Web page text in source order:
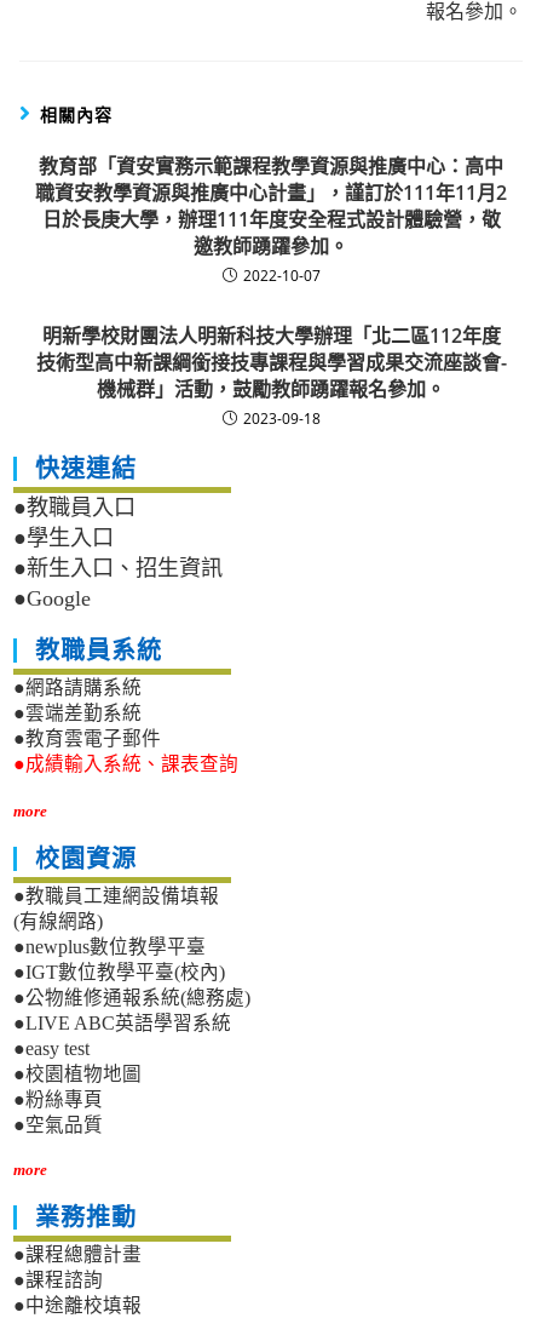
報名參加。
相關內容
教育部「資安實務示範課程教學資源與推廣中心：高中
職資安教學資源與推廣中心計畫」，謹訂於111年11月2
日於長庚大學，辦理111年度安全程式設計體驗營，敬
邀教師踴躍參加。
2022-10-07
明新學校財團法人明新科技大學辦理「北二區112年度
技術型高中新課綱銜接技專課程與學習成果交流座談會-
機械群」活動，鼓勵教師踴躍報名參加。
2023-09-18
快速連結
●教職員入口
●學生入口
●新生入口、招生資訊
●Google
教職員系統
●網路請購系統
●雲端差勤系統
●教育雲電子郵件
●成績輸入系統、課表查詢
more
校園資源
●教職員工連網設備填報
(有線網路)
●newplus數位教學平臺
●IGT數位教學平臺(校內)
●公物維修通報系統(總務處)
●LIVE ABC英語學習系統
●easy test
●校園植物地圖
●粉絲專頁
●空氣品質
more
業務推動
●課程總體計畫
●課程諮詢
●中途離校填報